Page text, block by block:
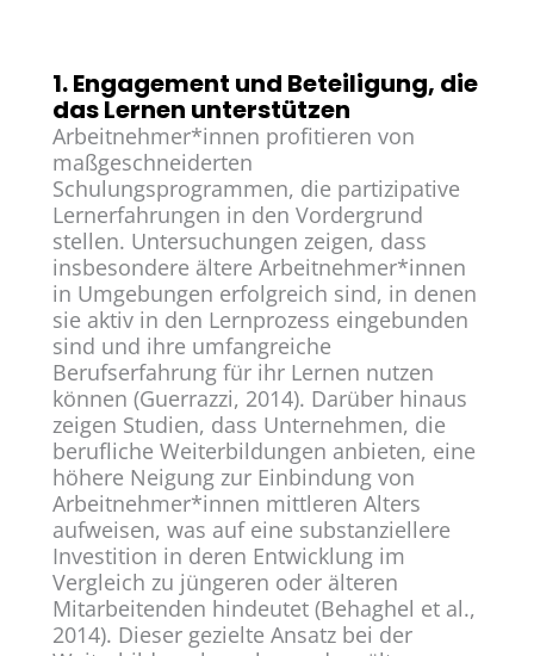
1. Engagement und Beteiligung, die
das Lernen unterstützen
Arbeitnehmer*innen profitieren von
maßgeschneiderten
Schulungsprogrammen, die partizipative
Lernerfahrungen in den Vordergrund
stellen. Untersuchungen zeigen, dass
insbesondere ältere Arbeitnehmer*innen
in Umgebungen erfolgreich sind, in denen
sie aktiv in den Lernprozess eingebunden
sind und ihre umfangreiche
Berufserfahrung für ihr Lernen nutzen
können (Guerrazzi, 2014). Darüber hinaus
zeigen Studien, dass Unternehmen, die
berufliche Weiterbildungen anbieten, eine
höhere Neigung zur Einbindung von
Arbeitnehmer*innen mittleren Alters
aufweisen, was auf eine substanziellere
Investition in deren Entwicklung im
Vergleich zu jüngeren oder älteren
Mitarbeitenden hindeutet (Behaghel et al.,
2014). Dieser gezielte Ansatz bei der